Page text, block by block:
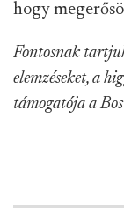
hogy
Fontosnak
elemzéseket, a
támogatója a